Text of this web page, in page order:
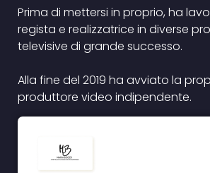
Prima di mettersi in proprio, ha
regista e realizzatrice in diverse
televisive di grande successo.
Alla fine del 2019 ha avviato la
produttore video indipendente.